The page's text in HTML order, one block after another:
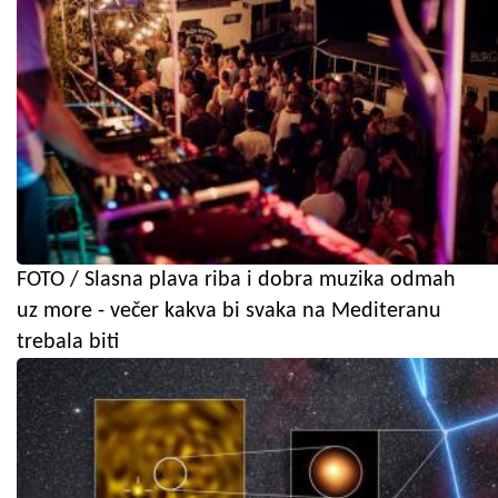
FOTO / Slasna plava riba i dobra muzika odmah
uz more - večer kakva bi svaka na Mediteranu
trebala biti